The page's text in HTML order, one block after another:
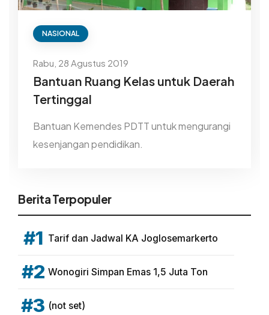
NASIONAL
Rabu, 28 Agustus 2019
Bantuan Ruang Kelas untuk Daerah
Tertinggal
Bantuan Kemendes PDTT untuk mengurangi
kesenjangan pendidikan.
Berita Terpopuler
#1 Tarif dan Jadwal KA Joglosemarkerto
#2 Wonogiri Simpan Emas 1,5 Juta Ton
#3 (not set)